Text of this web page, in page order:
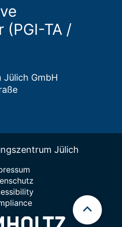
(PGI-TA /
Jülich GmbH
Jülich